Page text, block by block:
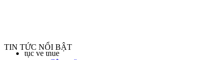
TIN TỨC NỔI BẬT
Công văn
2465/TCT-TTHT